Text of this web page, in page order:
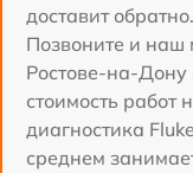
доставит обратно.
Позвоните и наш
Ростове-на-Дону
стоимость работ
диагностика
среднем